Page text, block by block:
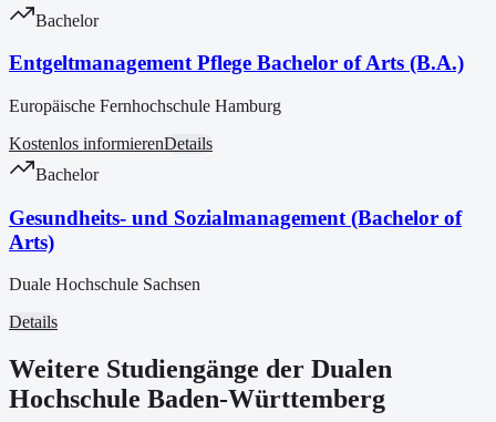
Bachelor
Entgeltmanagement Pflege Bachelor of Arts (B.A.)
Europäische Fernhochschule Hamburg
Kostenlos informierenDetails
Bachelor
Gesundheits- und Sozialmanagement (Bachelor of
Arts)
Duale Hochschule Sachsen
Details
Weitere Studiengänge der Dualen
Hochschule Baden-Württemberg